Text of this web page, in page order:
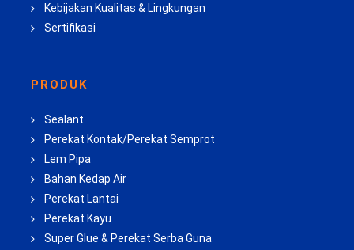
Kebijakan Kualitas & Lingkungan
Sertifikasi
PRODUK
Sealant
Perekat Kontak/Perekat Semprot
Lem Pipa
Bahan Kedap Air
Perekat Lantai
Perekat Kayu
Super Glue & Perekat Serba Guna